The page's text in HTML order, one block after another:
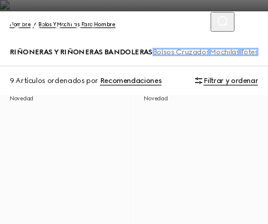
Hombre Bolos Y Mochilas Para Hombre
RIÑONERAS Y RIÑONERAS BANDOLERAS Bolsos Cruzados Mochilas Totes
9 Artículos ordenados por Recomendaciones Filtrar y ordenar
Novedad Novedad